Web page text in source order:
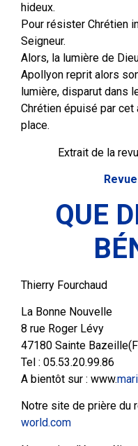
hideux.
Pour résister Chrétien
Seigneur.
Alors, la lumière de
Apollyon reprit alors
lumière, disparut dans
Chrétien épuisé par cet
place.
Extrait de la
QUE
Thierry Fourchaud
La Bonne Nouvelle
8 rue Roger Lévy
47180 Sainte
Tel : 05.53.20.99.86
A bientôt sur : www.
Notre site de prière du
world.com